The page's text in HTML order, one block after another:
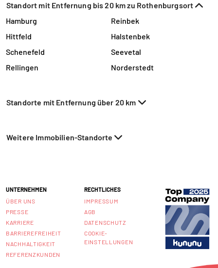
Standort mit Entfernung bis 20 km zu Rothenburgsort
Hamburg
Reinbek
Hittfeld
Halstenbek
Schenefeld
Seevetal
Rellingen
Norderstedt
Standorte mit Entfernung über 20 km
Weitere Immobilien-Standorte
UNTERNEHMEN
ÜBER UNS
PRESSE
KARRIERE
BARRIEREFREIHEIT
NACHHALTIGKEIT
REFERENZKUNDEN
RECHTLICHES
IMPRESSUM
AGB
DATENSCHUTZ
COOKIE-
EINSTELLUNGEN